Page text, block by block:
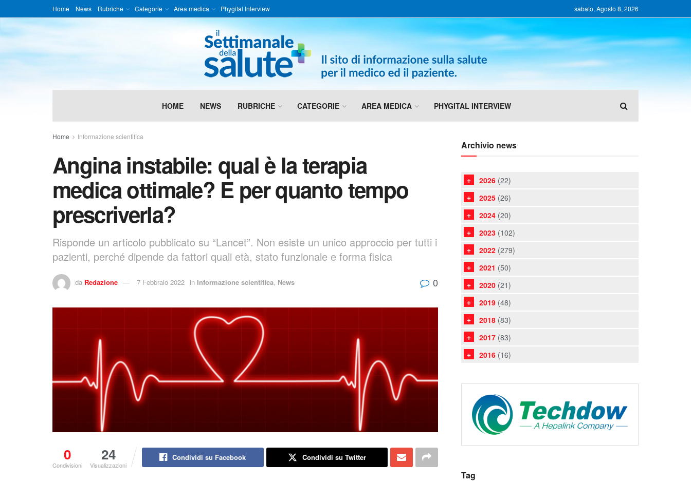
Home News Rubriche Categorie Area medica Phygital Interview sabato, Agosto 8, 2026
HOME NEWS RUBRICHE CATEGORIE AREA MEDICA PHYGITAL INTERVIEW
Home Informazione scientifica
Angina instabile: qual è la terapia
medica ottimale? E per quanto tempo
prescriverla?
Risponde un articolo pubblicato su “Lancet”. Non esiste un unico approccio per tutti i
pazienti, perché dipende da fattori quali età, stato funzionale e forma fisica
da Redazione 7 Febbraio 2022 in Informazione scientifica, News 0
0
Condivisioni
24
Visualizzazioni
Condividi su Facebook Condividi su Twitter
Archivio news
2026 (22)
2025 (26)
2024 (20)
2023 (102)
2022 (279)
2021 (50)
2020 (21)
2019 (48)
2018 (83)
2017 (83)
2016 (16)
Tag